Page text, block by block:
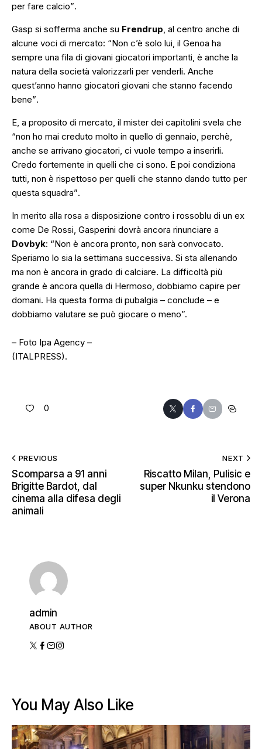
per fare calcio”.
Gasp si sofferma anche su Frendrup, al centro anche di
alcune voci di mercato: “Non c’è solo lui, il Genoa ha
sempre una fila di giovani giocatori importanti, è anche la
natura della società valorizzarli per venderli. Anche
quest’anno hanno giocatori giovani che stanno facendo
bene”.
E, a proposito di mercato, il mister dei capitolini svela che
“non ho mai creduto molto in quello di gennaio, perchè,
anche se arrivano giocatori, ci vuole tempo a inserirli.
Credo fortemente in quelli che ci sono. E poi condiziona
tutti, non è rispettoso per quelli che stanno dando tutto per
questa squadra”.
In merito alla rosa a disposizione contro i rossoblu di un ex
come De Rossi, Gasperini dovrà ancora rinunciare a
Dovbyk: “Non è ancora pronto, non sarà convocato.
Speriamo lo sia la settimana successiva. Si sta allenando
ma non è ancora in grado di calciare. La difficoltà più
grande è ancora quella di Hermoso, dobbiamo capire per
domani. Ha questa forma di pubalgia – conclude – e
dobbiamo valutare se può giocare o meno”.
– Foto Ipa Agency –
(ITALPRESS).
0
PREVIOUS
Scomparsa a 91 anni
Brigitte Bardot, dal
cinema alla difesa degli
animali
NEXT
Riscatto Milan, Pulisic e
super Nkunku stendono
il Verona
admin
ABOUT AUTHOR
You May Also Like